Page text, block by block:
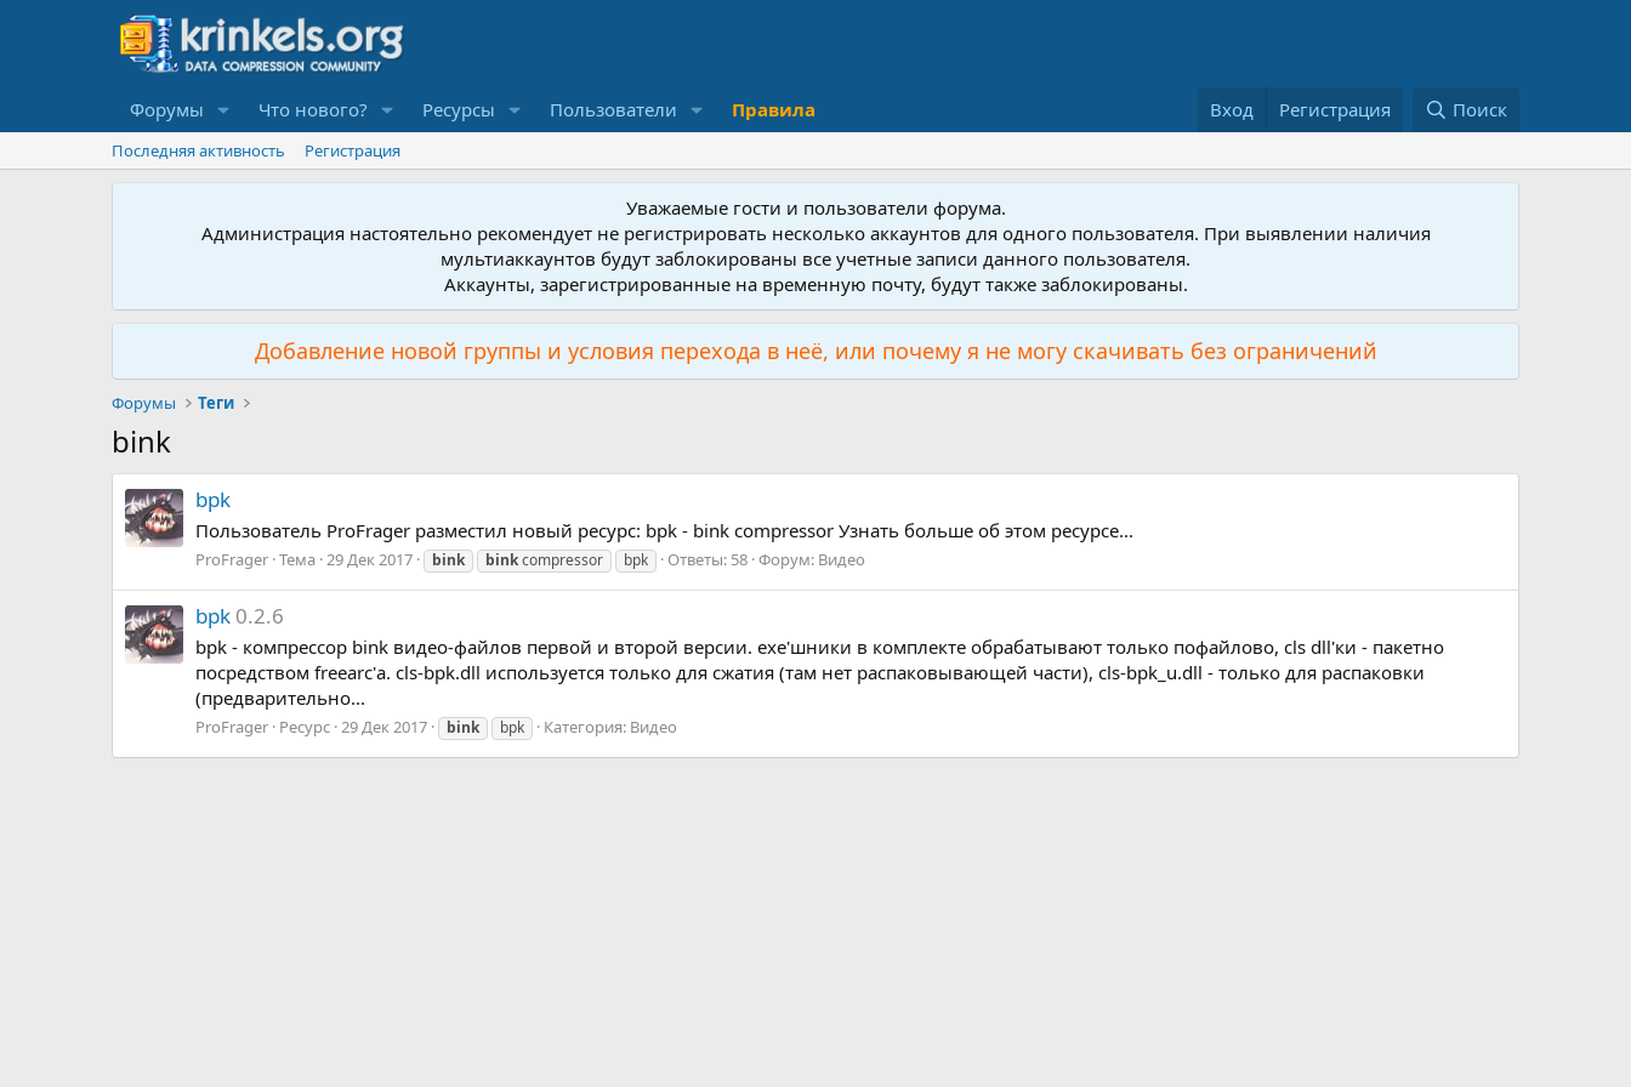
Форумы Что нового? Ресурсы Пользователи Правила Вход Регистрация Поиск
Последняя активность Регистрация
Уважаемые гости и пользователи форума.
Администрация настоятельно рекомендует не регистрировать несколько аккаунтов для одного пользователя. При выявлении наличия
мультиаккаунтов будут заблокированы все учетные записи данного пользователя.
Аккаунты, зарегистрированные на временную почту, будут также заблокированы.
Добавление новой группы и условия перехода в неё, или почему я не могу скачивать без ограничений
Форумы Теги
bink
bpk
Пользователь ProFrager разместил новый ресурс: bpk - bink compressor Узнать больше об этом ресурсе...
ProFrager Тема 29 Дек 2017 bink binkcompressor bpk Ответы: 58 Форум: Видео
bpk 0.2.6
bpk - компрессор bink видео-файлов первой и второй версии. exe'шники в комплекте обрабатывают только пофайлово, cls dll'ки - пакетно
посредством freearc'а. cls-bpk.dll используется только для сжатия (там нет распаковывающей части), cls-bpk_u.dll - только для распаковки
(предварительно...
ProFrager Ресурс 29 Дек 2017 bink bpk Категория: Видео